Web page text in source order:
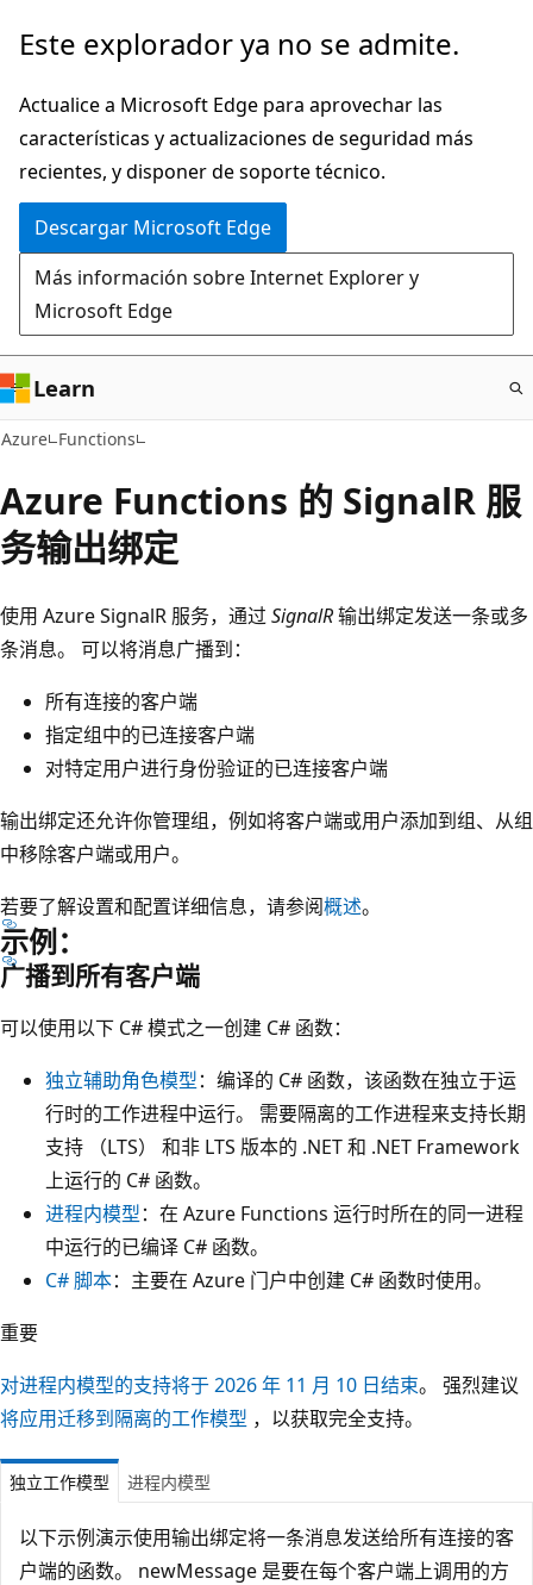
Ir
contenido
principal
Este explorador ya no se admite.
Actualice a Microsoft Edge para aprovechar las
características y actualizaciones de seguridad más
recientes, y disponer de soporte técnico.
Descargar Microsoft Edge
Más información sobre Internet Explorer y
Microsoft Edge
Learn
Azure Functions
Azure Functions 的 SignalR 服
务输出绑定
使用 Azure SignalR 服务，通过 SignalR输出绑定发送一条或多
条消息。 可以将消息广播到：
所有连接的客户端
指定组中的已连接客户端
对特定用户进行身份验证的已连接客户端
输出绑定还允许你管理组，例如将客户端或用户添加到组、从组
中移除客户端或用户。
若要了解设置和配置详细信息，请参阅概述。
示例：
广播到所有客户端
可以使用以下 C# 模式之一创建 C# 函数：
独立辅助角色模型：编译的 C# 函数，该函数在独立于运
行时的工作进程中运行。 需要隔离的工作进程来支持长期
支持 （LTS） 和非 LTS 版本的 .NET 和 .NET Framework
上运行的 C# 函数。
进程内模型：在 Azure Functions 运行时所在的同一进程
中运行的已编译 C# 函数。
C# 脚本：主要在 Azure 门户中创建 C# 函数时使用。
重要
对进程内模型的支持将于 2026 年 11 月 10 日结束。 强烈建议
将应用迁移到隔离的工作模型 ，以获取完全支持。
独立工作模型 进程内模型
以下示例演示使用输出绑定将一条消息发送给所有连接的客
户端的函数。 newMessage 是要在每个客户端上调用的方